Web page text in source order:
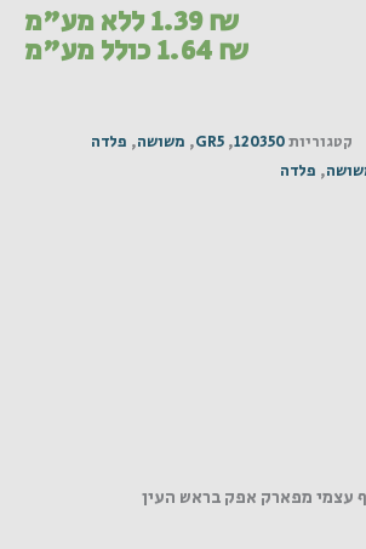
1.39₪ ללא מע"מ
1.64₪ כולל מע"מ
קטגוריות120350
,
GR5
, משושה, פלדה
, פלדה
עצמי מפארק אפק בראש העין